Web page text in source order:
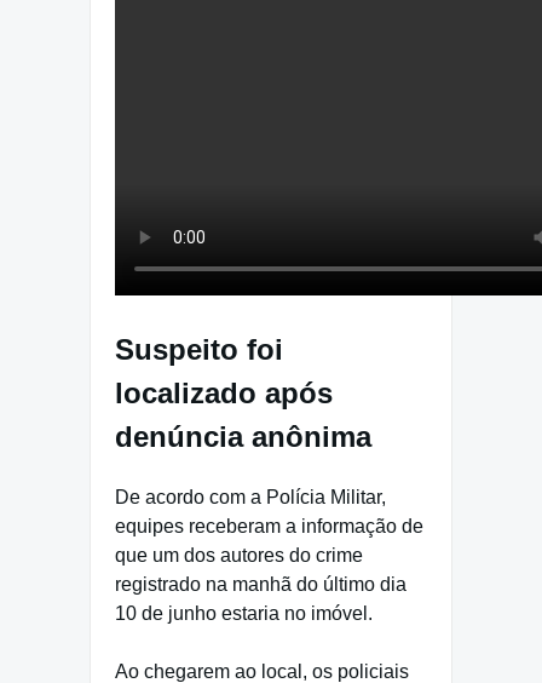
Suspeito foi
localizado após
denúncia anônima
De acordo com a Polícia Militar,
equipes receberam a informação de
que um dos autores do crime
registrado na manhã do último dia
10 de junho estaria no imóvel.
Ao chegarem ao local, os policiais